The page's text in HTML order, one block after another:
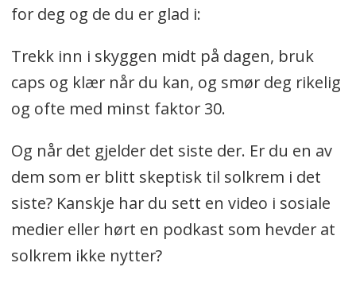
for deg og de du er glad i:
Trekk inn i skyggen midt på dagen, bruk
caps og klær når du kan, og smør deg rikelig
og ofte med minst faktor 30.
Og når det gjelder det siste der. Er du en av
dem som er blitt skeptisk til solkrem i det
siste? Kanskje har du sett en video i sosiale
medier eller hørt en podkast som hevder at
solkrem ikke nytter?